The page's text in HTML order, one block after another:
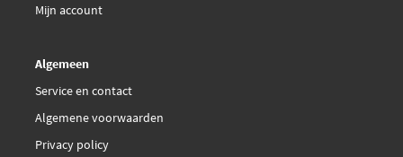
Mijn account
Algemeen
Service en contact
Algemene voorwaarden
Privacy policy